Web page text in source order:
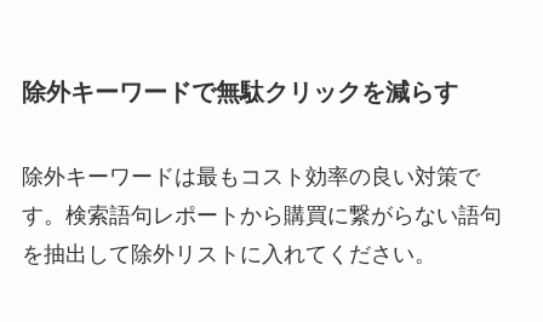
除外キーワードで無駄クリックを減らす
除外キーワードは最もコスト効率の良い対策で
す。検索語句レポートから購買に繋がらない語句
を抽出して除外リストに入れてください。